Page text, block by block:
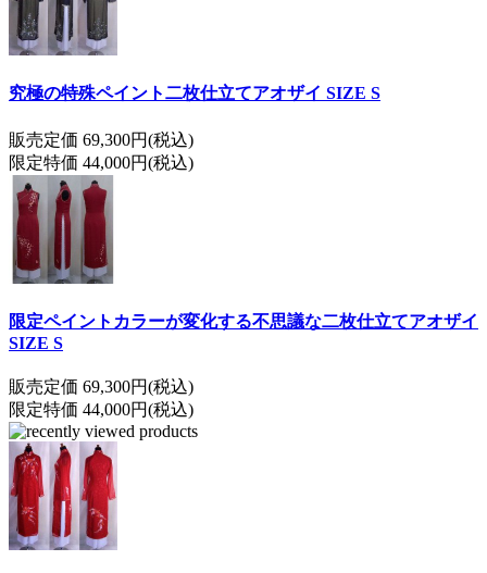
究極の特殊ペイント二枚仕立てアオザイ SIZE S
販売定価 69,300円(税込)
限定特価 44,000円(税込)
限定ペイントカラーが変化する不思議な二枚仕立てアオザイ
SIZE S
販売定価 69,300円(税込)
限定特価 44,000円(税込)